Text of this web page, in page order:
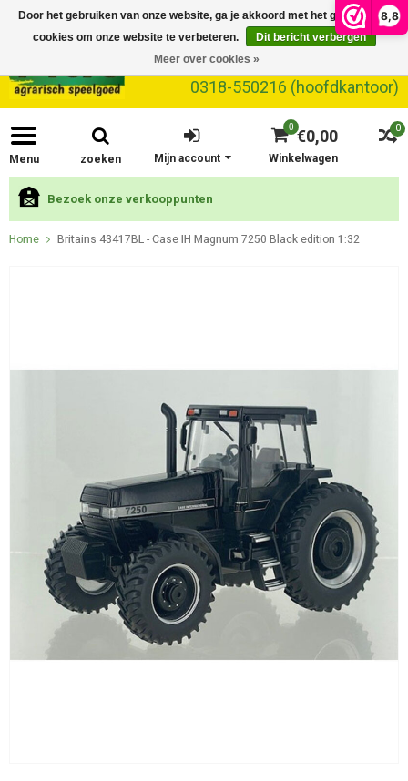
8,8
0318-550216 (hoofdkantoor)
Menu zoeken
0
0 €0,00
Winkelwagen
Mijn account
Bezoek onze verkooppunten
Home Britains 43417BL - Case IH Magnum 7250 Black edition 1:32
Door het gebruiken van onze website, ga je akkoord met het gebruik van
cookies om onze website te verbeteren.
Dit bericht verbergen
Meer over cookies »